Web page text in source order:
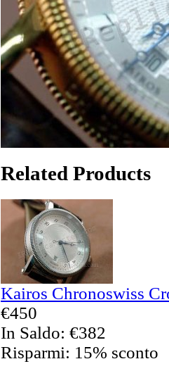
Related Products
Kairos Chronoswiss
€450
In Saldo: €382
Risparmi: 15% sconto